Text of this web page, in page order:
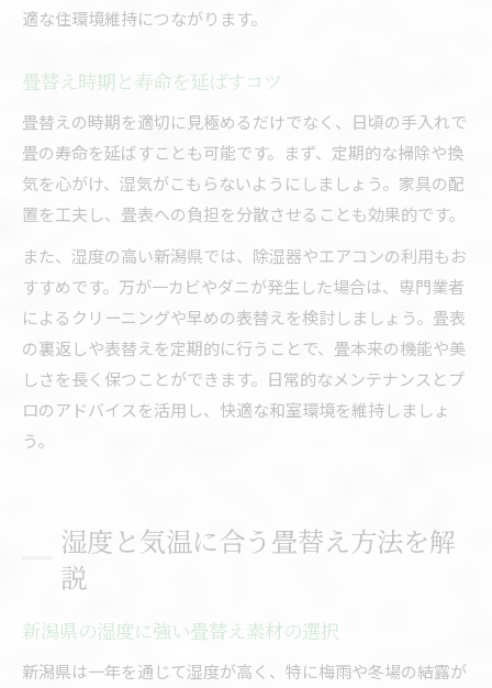
適な住環境維持につながります。
畳替え時期と寿命を延ばすコツ
畳替えの時期を適切に見極めるだけでなく、日頃の手入れで
畳の寿命を延ばすことも可能です。まず、定期的な掃除や換
気を心がけ、湿気がこもらないようにしましょう。家具の配
置を工夫し、畳表への負担を分散させることも効果的です。
また、湿度の高い新潟県では、除湿器やエアコンの利用もお
すすめです。万が一カビやダニが発生した場合は、専門業者
によるクリーニングや早めの表替えを検討しましょう。畳表
の裏返しや表替えを定期的に行うことで、畳本来の機能や美
しさを長く保つことができます。日常的なメンテナンスとプ
ロのアドバイスを活用し、快適な和室環境を維持しましょ
う。
湿度と気温に合う畳替え方法を解
説
新潟県の湿度に強い畳替え素材の選択
新潟県は一年を通じて湿度が高く、特に梅雨や冬場の結露が